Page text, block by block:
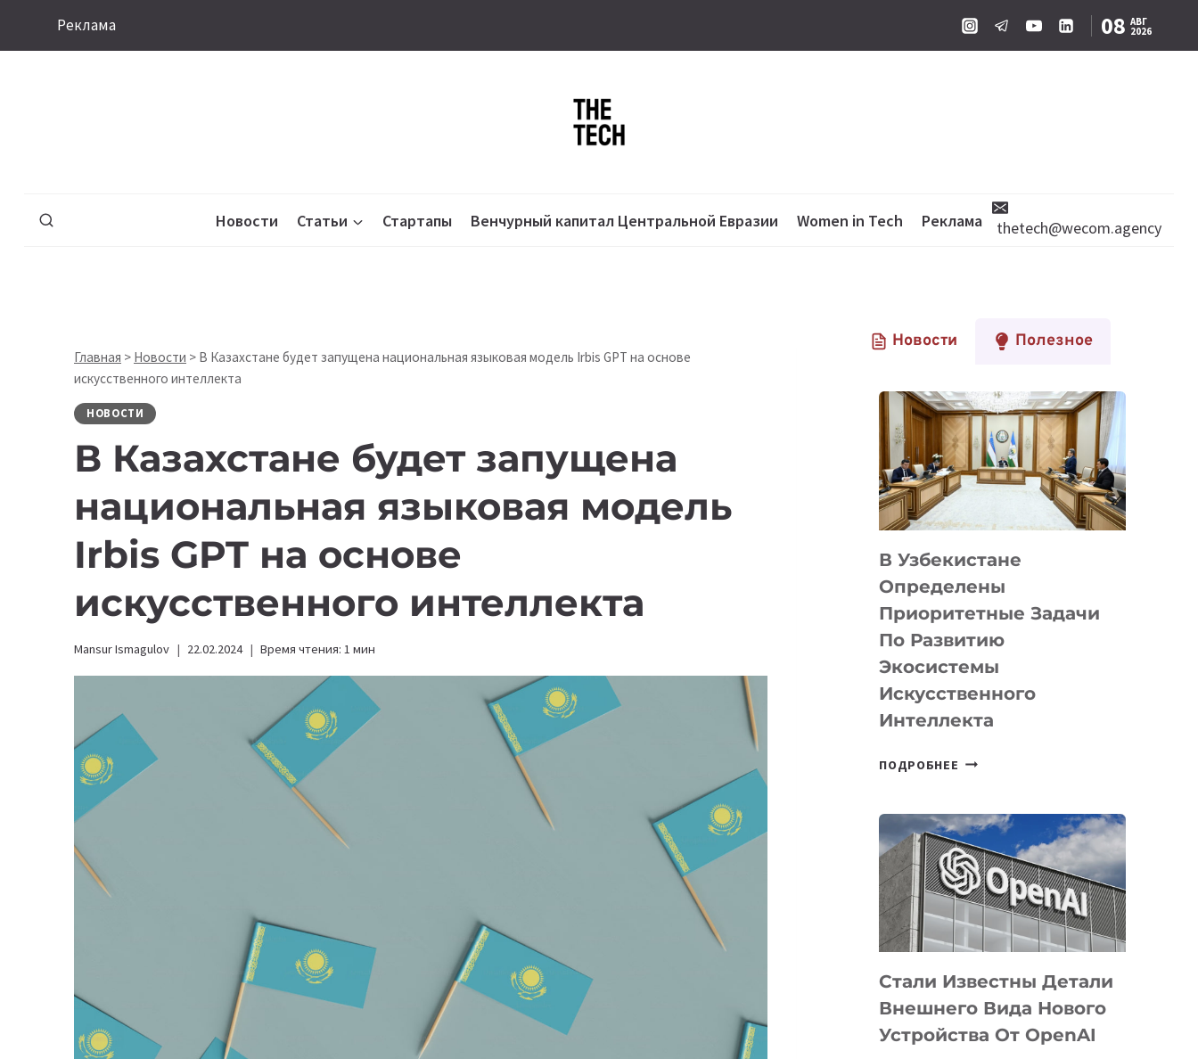
Реклама 08 АВГ
2026
Новости Статьи Стартапы Венчурный капитал Центральной Евразии Women in Tech Реклама thetech@wecom.agency
Главная > Новости > В Казахстане будет запущена национальная языковая модель Irbis GPT на основе
искусственного интеллекта
НОВОСТИ
В Казахстане будет запущена
национальная языковая модель
Irbis GPT на основе
искусственного интеллекта
Mansur Ismagulov 22.02.2024 Время чтения: 1 мин
Новости Полезное
В Узбекистане
Определены
Приоритетные Задачи
По Развитию
Экосистемы
Искусственного
Интеллекта
ПОДРОБНЕЕ В
ПРИОРИТЕТНЫЕ
ЗАДАЧИ
ПО
РАЗВИТИЮ
ЭКОСИСТЕМЫ
ИСКУССТВЕННОГО
Стали Известны Детали
Внешнего Вида Нового
Устройства От OpenAI